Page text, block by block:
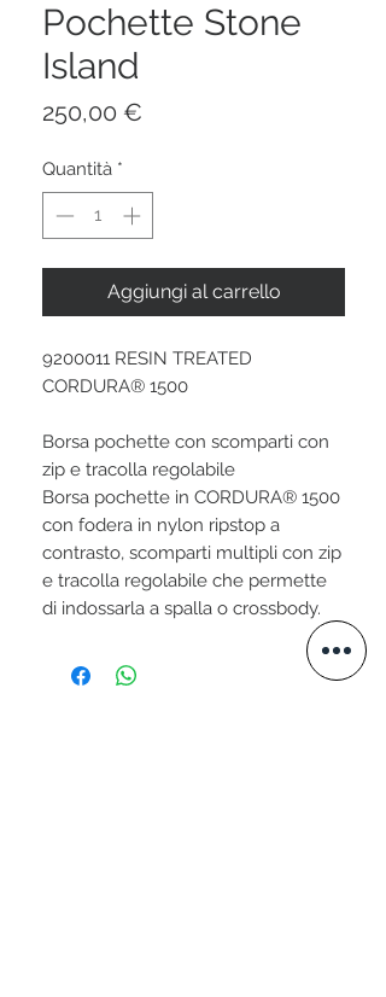
Pochette Stone
Island
250,00 €
Quantità *
Aggiungi al carrello
9200011 RESIN TREATED
CORDURA® 1500
Borsa pochette con scomparti con
zip e tracolla regolabile
Borsa pochette in CORDURA® 1500
con fodera in nylon ripstop a
contrasto, scomparti multipli con zip
e tracolla regolabile che permette
di indossarla a spalla o crossbody.